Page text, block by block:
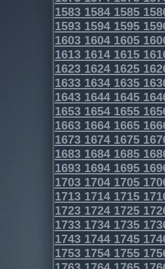
158315841585
159315941595
160316041605
161316141615
162316241625
163316341635
164316441645
165316541655
166316641665
167316741675
168316841685
169316941695
170317041705
171317141715
172317241725
173317341735
174317441745
175317541755